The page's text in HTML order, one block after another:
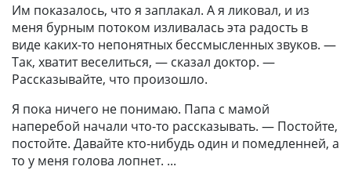
Им показалось, что я заплакал. А я ликовал, и из
меня бурным потоком изливалась эта радость в
виде каких-то непонятных бессмысленных звуков. —
Так, хватит веселиться, — сказал доктор. —
Рассказывайте, что произошло.
Я пока ничего не понимаю. Папа с мамой
наперебой начали что-то рассказывать. — Постойте,
постойте. Давайте кто-нибудь один и помедленней, а
то у меня голова лопнет.